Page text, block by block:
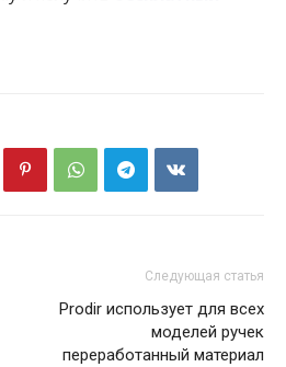
Следующая статья
Prodir использует для всех
моделей ручек
переработанный материал